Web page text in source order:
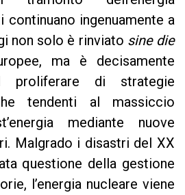
continuano ingenuamente a
non solo è rinviato sine die
ma è decisamente
proliferare di strategie
tendenti al massiccio
mediante nuove
Malgrado i disastri del XX
questione della gestione
l’energia nucleare viene